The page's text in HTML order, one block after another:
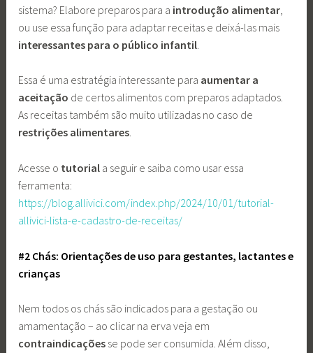
sistema? Elabore preparos para a introdução alimentar
ou use essa função para adaptar receitas e deixá-las mais
interessantes para o público infantil
Essa é uma estratégia interessante para aumentar a
aceitação de certos alimentos com preparos adaptados.
As receitas também são muito utilizadas no caso de
restrições alimentares.
Acesse o tutorial a seguir e saiba como usar essa
ferramenta:
https://blog.allivici.com/index.php/2024/10/01/tutorial-
allivici-lista-e-cadastro-de-receitas/
#2 Chás: Orientações de uso para gestantes, lactantes e
crianças
Nem todos os chás são indicados para a gestação ou
amamentação – ao clicar na erva veja em
contraindicações se pode ser consumida. Além disso,